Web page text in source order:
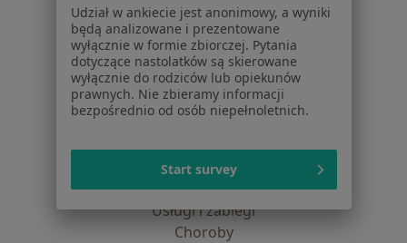
Praca Rekrutujemy!
Partnerzy
Centrum prasowe
Kontakt
Dla pacjentów
Lekarze
Placówki medyczne
Pytania i odpowiedzi
Usługi i zabiegi
Choroby
Udział w ankiecie jest anonimowy, a wyniki
będą analizowane i prezentowane
wyłącznie w formie zbiorczej. Pytania
dotyczące nastolatków są skierowane
wyłącznie do rodziców lub opiekunów
prawnych. Nie zbieramy informacji
bezpośrednio od osób niepełnoletnich.
Start survey